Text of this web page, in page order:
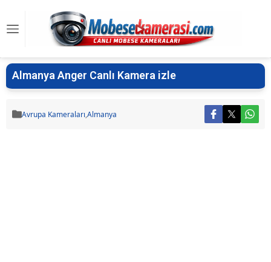
Almanya Anger Canlı Kamera izle
Avrupa Kameraları,Almanya